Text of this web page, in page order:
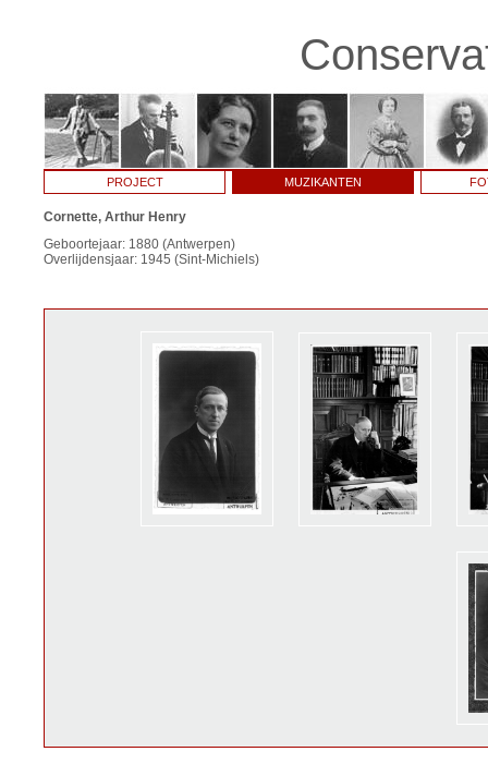
PROJECT MUZIKANTEN
Cornette, Arthur Henry
Geboortejaar: 1880 (Antwerpen)
Overlijdensjaar: 1945 (Sint-Michiels)